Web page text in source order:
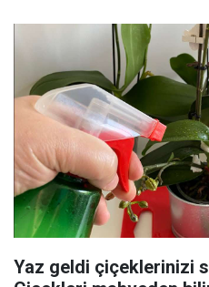
Yaz geldi çiçeklerinizi